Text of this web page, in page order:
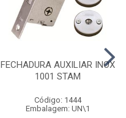
FECHADURA AUXILIAR INOX
1001 STAM
Código: 1444
Embalagem: UN\1